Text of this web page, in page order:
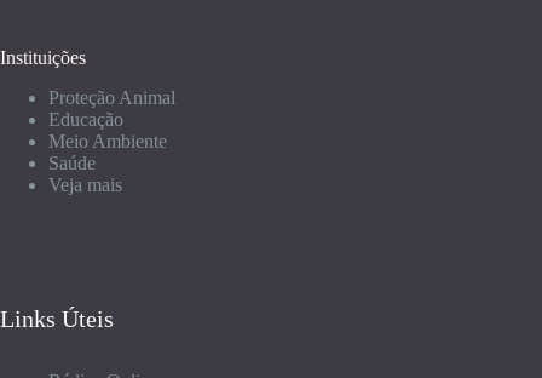
Instituições
Proteção Animal
Educação
Meio Ambiente
Saúde
Veja mais
Links Úteis